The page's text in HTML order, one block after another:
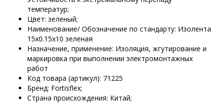
температур;
Цвет: зеленый;
Наименование/ Обозначение по стандарту: Изолента
15х0.15х10 зеленая
Назначение, применение: Изоляция, жгутирование и
маркировка при выполнении электромонтажных
работ
Код товара (артикул): 71225
Бренд: Fortisflex;
Страна происхождения: Китай;